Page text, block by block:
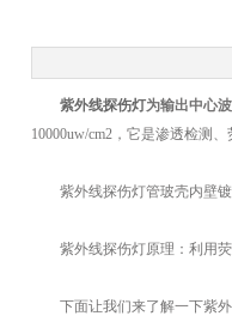
紫外线探伤灯为输出中心
10000uw/cm2，它是渗透检测
紫外线探伤灯管玻壳内壁镀
紫外线探伤灯原理：利用荧
下面让我们来了解一下紫外